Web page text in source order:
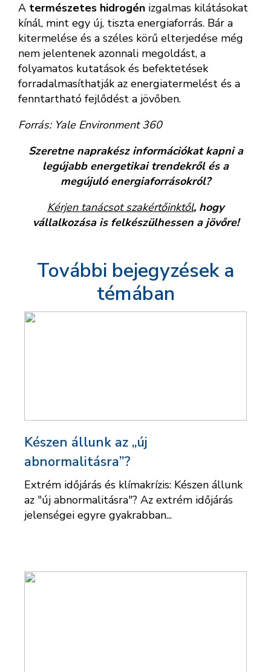
A természetes hidrogén izgalmas kilátásokat
kínál, mint egy új, tiszta energiaforrás. Bár a
kitermelése és a széles körű elterjedése még
nem jelentenek azonnali megoldást, a
folyamatos kutatások és befektetések
forradalmasíthatják az energiatermelést és a
fenntartható fejlődést a jövőben.
Forrás: Yale Environment 360
Szeretne naprakész információkat kapni a
legújabb energetikai trendekről és a
megújuló energiaforrásokról?
Kérjen tanácsot szakértőinktől, hogy
vállalkozása is felkészülhessen a jövőre!
További bejegyzések a
témában
Készen állunk az „új
abnormalitásra”?
Extrém időjárás és klímakrízis: Készen állunk
az "új abnormalitásra"? Az extrém időjárás
jelenségei egyre gyakrabban...